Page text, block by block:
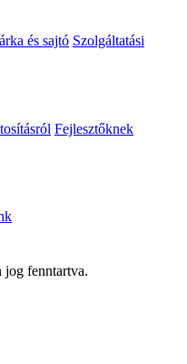
és sajtó Szolgáltatási
Fejlesztőknek
fenntartva.